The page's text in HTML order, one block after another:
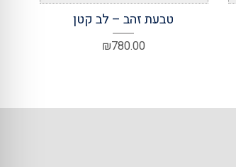
טבעת זהב – לב קטן
₪780.00